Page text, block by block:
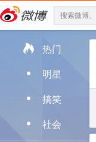
 热门
D 明星
D 搞笑
D 社会